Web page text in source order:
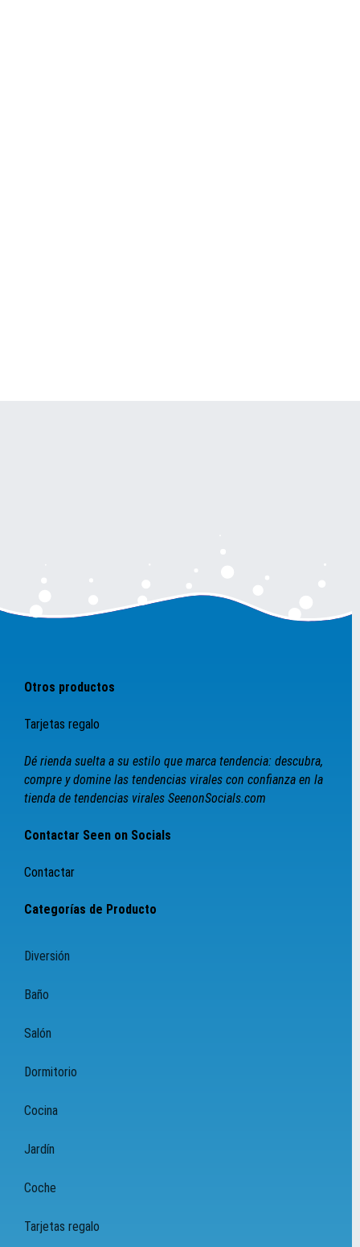
Otros productos
Tarjetas regalo
Dé rienda suelta a su estilo que marca tendencia: descubra,
compre y domine las tendencias virales con confianza en la
tienda de tendencias virales SeenonSocials.com
Contactar Seen on Socials
Contactar
Categorías de Producto
Diversión
Baño
Salón
Dormitorio
Cocina
Jardín
Coche
Tarjetas regalo